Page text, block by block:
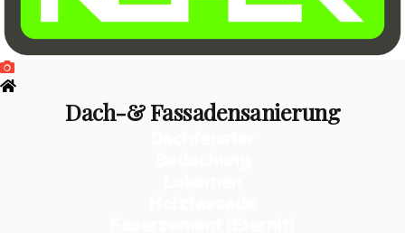
Dach-& Fassadensanierung